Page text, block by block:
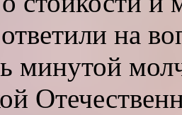
на
минутой